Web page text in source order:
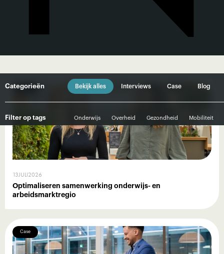
Categorieën Bekijk alles Interviews Case Blog
Filter op tags Onderwijs Overheid Gezondheid Mobiliteit
Case
13JULI2026
Optimaliseren samenwerking onderwijs- en
arbeidsmarktregio
Case